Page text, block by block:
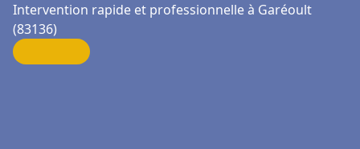
Intervention rapide et professionnelle à Garéoult
(83136)